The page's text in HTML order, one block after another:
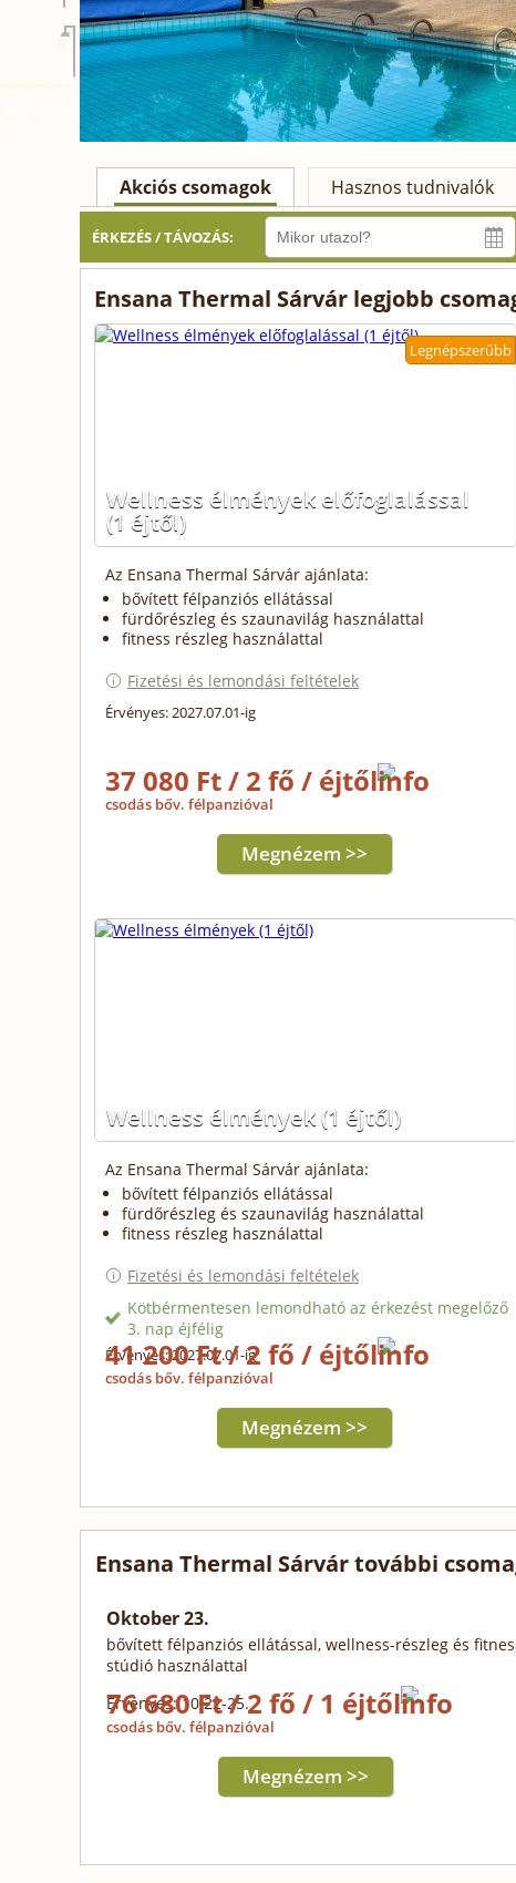
Akciós csomagok Hasznos tudnivalók
ÉRKEZÉS / TÁVOZÁS:
Ensana Thermal Sárvár legjobb
Wellness élmények előfoglalással
(1 éjtől)
Legnépszerűbb
Az Ensana Thermal Sárvár ajánlata:
bővített félpanziós ellátással
fürdőrészleg és szaunavilág használattal
fitness részleg használattal
Fizetési és lemondási feltételek
Érvényes: 2027.07.01-ig
37 080 Ft / 2 fő / éjtől
csodás bőv. félpanzióval
Megnézem >>
Wellness élmények(1 éjtől)
Az Ensana Thermal Sárvár ajánlata:
bővített félpanziós ellátással
fürdőrészleg és szaunavilág használattal
fitness részleg használattal
Fizetési és lemondási feltételek
Kötbérmentesen lemondható az érkezést megelőző
3. nap éjfélig
Érvényes: 2027.07.01-ig
41 200 Ft / 2 fő / éjtől
csodás bőv. félpanzióval
Megnézem >>
Ensana Thermal Sárvár további
Oktober 23.
bővített félpanziós ellátással, wellness-részleg és
stúdió használattal
Érvényes: 10.22-25.
76 680 Ft / 2 fő / 1 éjtől
csodás bőv. félpanzióval
Megnézem >>